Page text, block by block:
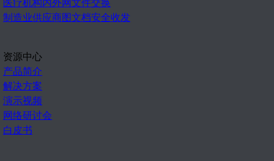
制造业供应商图文档安全收发
资源中心
产品简介
解决方案
演示视频
网络研讨会
白皮书